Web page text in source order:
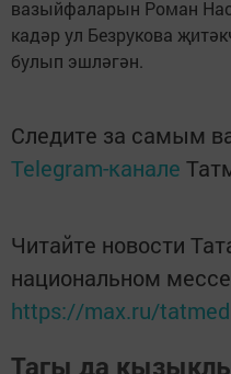
вазыйфаларын Роман
кадәр ул Безрукова
булып эшләгән.
Следите за самым
Telegram-канале
Читайте новости
национальном
https://max.ru/
Тагы да